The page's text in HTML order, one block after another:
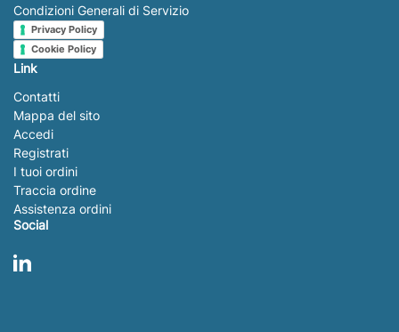
Condizioni Generali di Servizio
Privacy Policy
Cookie Policy
Link
Contatti
Mappa del sito
Accedi
Registrati
I tuoi ordini
Traccia ordine
Assistenza ordini
Social
LinkedIn